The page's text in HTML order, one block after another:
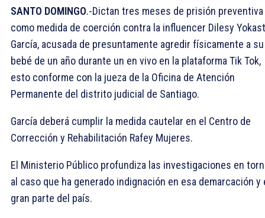
SANTO DOMINGO.-Dictan tres meses de prisión preventiva
como medida de coerción contra la influencer Dilesy
García, acusada de presuntamente agredir físicamente a su
bebé de un año durante un en vivo en la plataforma Tik Tok,
esto conforme con la jueza de la Oficina de Atención
Permanente del distrito judicial de Santiago.
García deberá cumplir la medida cautelar en el Centro de
Corrección y Rehabilitación Rafey Mujeres.
El Ministerio Público profundiza las investigaciones en
al caso que ha generado indignación en esa demarcación y
gran parte del país.